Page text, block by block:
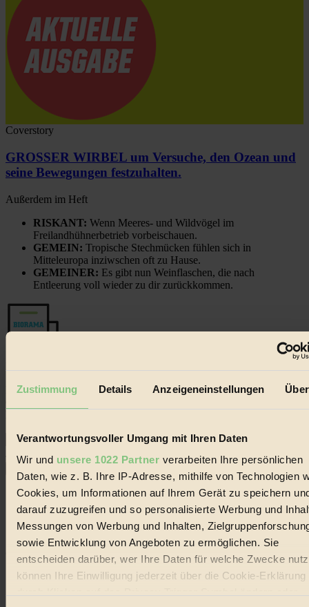
Zustimmung Details Anzeigeneinstellungen
Verantwortungsvoller Umgang mit Ihren Daten
Wir und unsere 1022 Partnerverarbeiten Ihre persönlichen
Daten, wie z. B. Ihre IP-Adresse, mithilfe von Technologien
Cookies, um Informationen auf Ihrem Gerät zu speichern
darauf zuzugreifen und so personalisierte Werbung und
Messungen von Werbung und Inhalten,
sowie Entwicklung von Angeboten zu ermöglichen. Sie
entscheiden darüber, wer Ihre Daten für welche Zwecke
können Ihre Einwilligung jederzeit über die Cookie-Erklärung
Coverstory
GROSSER WIRBEL um Versuche, den Ozean und
seine Bewegungen festzuhalten.
Außerdem im Heft
RISKANT: Wenn Meeres- und Wildvögel im
Freilandhühnerbetrieb vorbeischauen.
GEMEIN: Tropische Stechmücken fühlen sich in
Mitteleuropa inziwschen oft zu Hause.
GEMEINER: Es gibt nun Weinflaschen, die nach
Entleerung voll wieder zu dir zurückkommen.
Erhalte in regelmäßigen Abständen die aktuellsten Artikel,
Jetzt eintragen:
© 2026 Biorama GmbH
Impressum & Disclaimer